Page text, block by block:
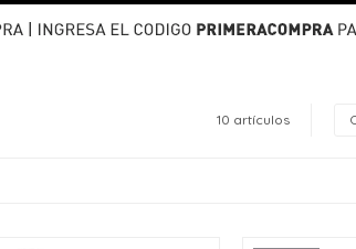
10 artículos